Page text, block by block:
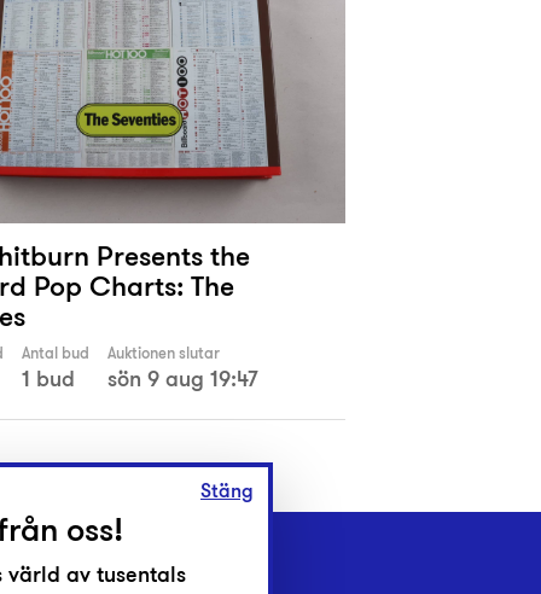
Presents the
Pop Charts: The
Antal bud
1 bud
Auktionen slutar
sön 9 aug 19:47
Stäng
oss!
värld av tusentals